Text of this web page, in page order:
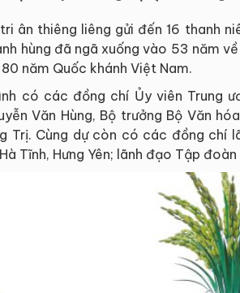
ân thiêng liêng gửi đến 16 thanh
hùng đã ngã xuống vào 53 năm
năm Quốc khánh Việt Nam.
có các đồng chí Ủy viên Trung
Văn Hùng, Bộ trưởng Bộ Văn
Trị. Cùng dự còn có các đồng chí
Tĩnh, Hưng Yên; lãnh đạo Tập đoàn